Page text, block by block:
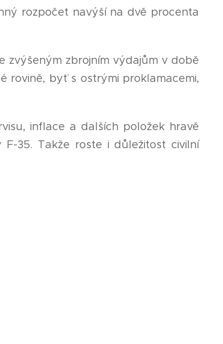
rozpočet navýší na dvě procenta
zvýšeným zbrojním výdajům v době
rovině, byť s ostrými proklamacemi,
inflace a dalších položek hravě
35. Takže roste i důležitost civilní